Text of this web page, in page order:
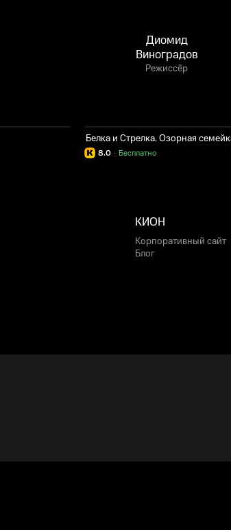
Диомид
Виноградов
Режиссёр
Белка и Стрелка. Озорная
8.0 Бесплатно
·
КИОН
Корпоративный сайт
Блог